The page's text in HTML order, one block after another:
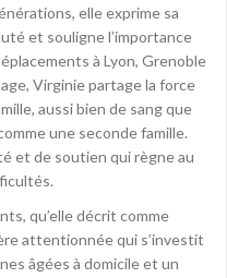
elle exprime sa
et souligne l’importance
à Lyon, Grenoble
Virginie partage la force
aussi bien de sang que
une seconde famille.
et de soutien qui règne au
qu’elle décrit comme
attentionnée qui s’investit
âgées à domicile et un